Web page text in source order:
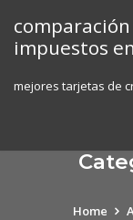
content
impuestos
mejores tarjetas de
Home